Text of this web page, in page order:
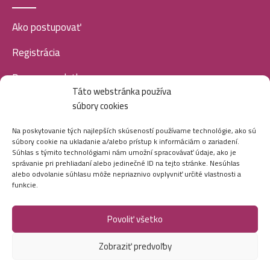
Táto webstránka používa
súbory cookies
Na poskytovanie tých najlepších skúseností používame technológie, ako sú
súbory cookie na ukladanie a/alebo prístup k informáciám o zariadení.
Súhlas s týmito technológiami nám umožní spracovávať údaje, ako je
správanie pri prehliadaní alebo jedinečné ID na tejto stránke. Nesúhlas
alebo odvolanie súhlasu môže nepriaznivo ovplyvniť určité vlastnosti a
funkcie.
Povoliť všetko
Zobraziť predvoľby
Syoss farba na vlasy 50ml- 3-1- Tmavo hnedá
5,99€
Syoss farba na vlasy 50ml- 4-1- Stredne hnedá
Ako postupovať
Registrácia
Doprava a platba
SOCIÁLNE SIETE
Marei.sk - Všetky práva vyhradené - 2026
Vytvorila digitálna agentúraAmetica.